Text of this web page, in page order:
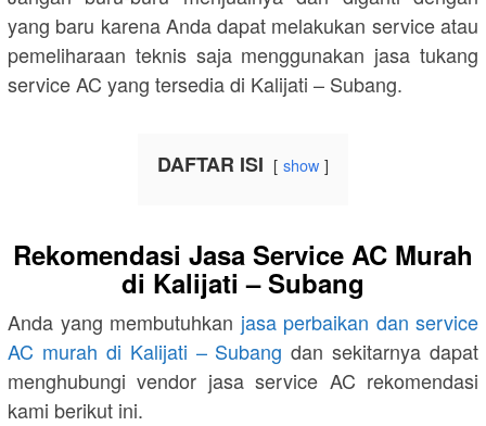
yang baru karena Anda dapat melakukan service atau
pemeliharaan teknis saja menggunakan jasa tukang
service AC yang tersedia di Kalijati – Subang.
DAFTAR ISI show
Rekomendasi Jasa Service AC Murah
di Kalijati – Subang
Anda yang membutuhkan jasa perbaikan dan service
AC murah di Kalijati – Subang dan sekitarnya dapat
menghubungi vendor jasa service AC rekomendasi
kami berikut ini.